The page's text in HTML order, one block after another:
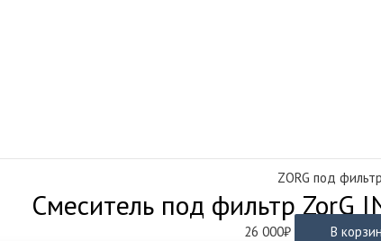
ZORG под
Смеситель под фильтр ZorG
26 000₽ В